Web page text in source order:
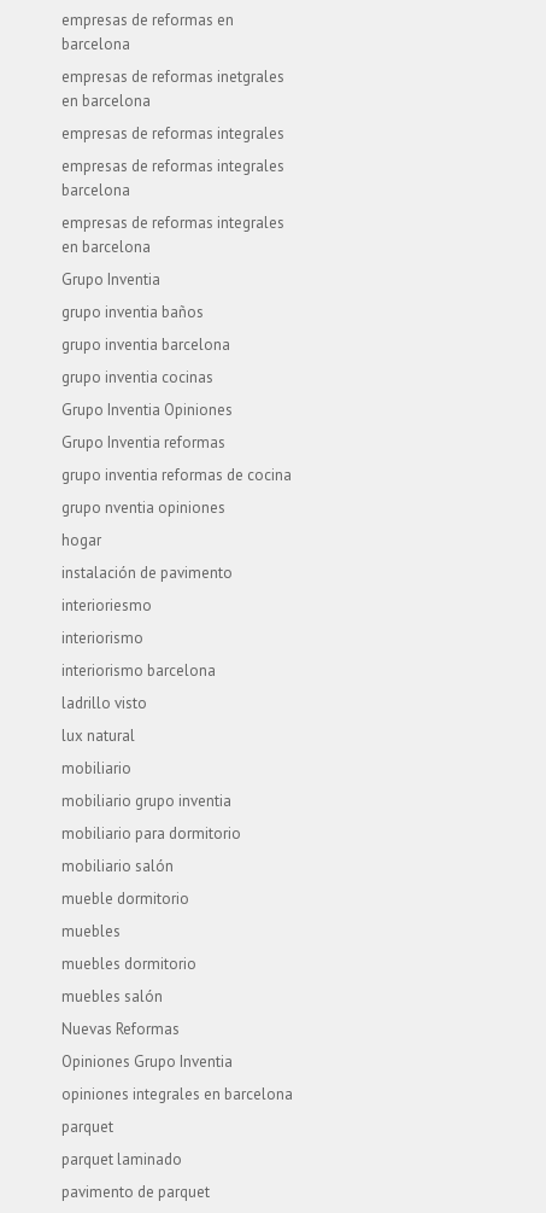
empresas de reformas en
barcelona
empresas de reformas inetgrales
en barcelona
empresas de reformas integrales
empresas de reformas integrales
barcelona
empresas de reformas integrales
en barcelona
Grupo Inventia
grupo inventia baños
grupo inventia barcelona
grupo inventia cocinas
Grupo Inventia Opiniones
Grupo Inventia reformas
grupo inventia reformas de cocina
grupo nventia opiniones
hogar
instalación de pavimento
interioriesmo
interiorismo
interiorismo barcelona
ladrillo visto
lux natural
mobiliario
mobiliario grupo inventia
mobiliario para dormitorio
mobiliario salón
mueble dormitorio
muebles
muebles dormitorio
muebles salón
Nuevas Reformas
Opiniones Grupo Inventia
opiniones integrales en barcelona
parquet
parquet laminado
pavimento de parquet